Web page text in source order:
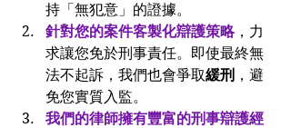
持「無犯意」的證據。
針對您的案件客製化辯護策略，力
求讓您免於刑事責任。即使最終無
法不起訴，我們也會爭取緩刑 ，避
免您實質入監。
我們的律師擁有豐富的刑事辯護經